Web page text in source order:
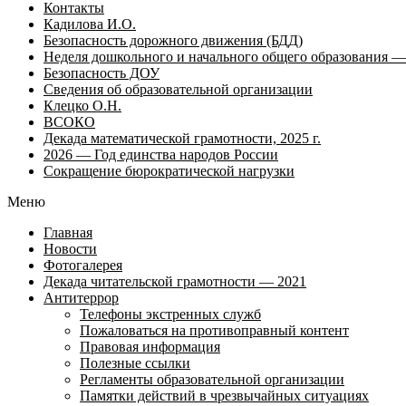
Контакты
Кадилова И.О.
Безопасность дорожного движения (БДД)
Неделя дошкольного и начального общего образования —
Безопасность ДОУ
Сведения об образовательной организации
Клецко О.Н.
ВСОКО
Декада математической грамотности, 2025 г.
2026 — Год единства народов России
Сокращение бюрократической нагрузки
Меню
Главная
Новости
Фотогалерея
Декада читательской грамотности — 2021
Антитеррор
Телефоны экстренных служб
Пожаловаться на противоправный контент
Правовая информация
Полезные ссылки
Регламенты образовательной организации
Памятки действий в чрезвычайных ситуациях